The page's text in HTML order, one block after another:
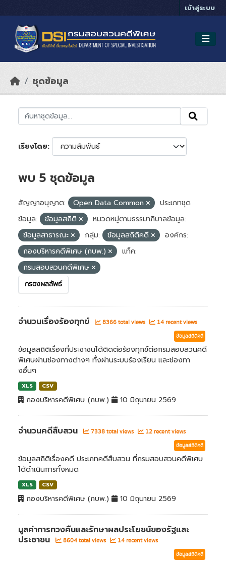
เข้าสู่ระบบ
ชุดข้อมูล
เรียงโดย
พบ 5 ชุดข้อมูล
สัญญาอนุญาต: Open Data Common
ประเภทชุด
ข้อมูล:
ข้อมูลสถิติ
หมวดหมู่ตามธรรมาภิบาลข้อมูล:
ข้อมูลสาธารณะ
กลุ่ม: ข้อมูลสถิติคดี
องค์กร:
กองบริหารคดีพิเศษ (กบพ.)
แท็ค:
กรมสอบสวนคดีพิเศษ
กรองผลลัพธ์
จำนวนเรื่องร้องทุกข์ 8366 total views 14 recent views
ข้อมูลสถิติคดี
ข้อมูลสถิติเรื่องที่ประชาชนได้ติดต่อร้องทุกข์ต่อกรมสอบสวนคดี
พิเศษผ่านช่องทางต่างๆ ทั้งผ่านระบบร้องเรียน และช่องทา
งอื่นๆ
XLS CSV
กองบริหารคดีพิเศษ (กบพ.) 10 มิถุนายน 2569
จำนวนคดีสืบสวน 7338 total views 12 recent views
ข้อมูลสถิติคดี
ข้อมูลสถิติเรื่องคดี ประเภทคดีสืบสวน ที่กรมสอบสวนคดีพิเศษ
ได้ดำเนินการทั้งหมด
XLS CSV
กองบริหารคดีพิเศษ (กบพ.) 10 มิถุนายน 2569
มูลค่าการทวงคืนและรักษาผลประโยชน์ของรัฐและ
ประชาชน
8604 total views 14 recent views
ข้อมูลสถิติคดี